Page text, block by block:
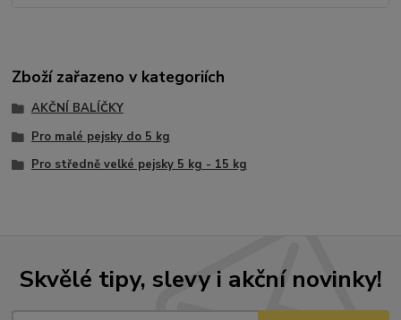
Zboží zařazeno v kategoriích
AKČNÍ BALÍČKY
Pro malé pejsky do 5 kg
Pro středně velké pejsky 5 kg - 15 kg
Skvělé tipy, slevy i akční novinky!